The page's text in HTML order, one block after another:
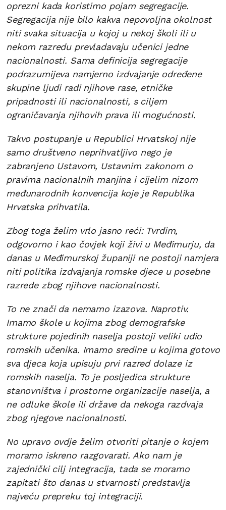
oprezni kada koristimo pojam segregacije.
Segregacija nije bilo kakva nepovoljna okolnost
niti svaka situacija u kojoj u nekoj školi ili u
nekom razredu prevladavaju učenici jedne
nacionalnosti. Sama definicija segregacije
podrazumijeva namjerno izdvajanje određene
skupine ljudi radi njihove rase, etničke
pripadnosti ili nacionalnosti, s ciljem
ograničavanja njihovih prava ili mogućnosti.
Takvo postupanje u Republici Hrvatskoj nije
samo društveno neprihvatljivo nego je
zabranjeno Ustavom, Ustavnim zakonom o
pravima nacionalnih manjina i cijelim nizom
međunarodnih konvencija koje je Republika
Hrvatska prihvatila.
Zbog toga želim vrlo jasno reći: Tvrdim,
odgovorno i kao čovjek koji živi u Međimurju, da
danas u Međimurskoj županiji ne postoji namjera
niti politika izdvajanja romske djece u posebne
razrede zbog njihove nacionalnosti.
To ne znači da nemamo izazova. Naprotiv.
Imamo škole u kojima zbog demografske
strukture pojedinih naselja postoji veliki udio
romskih učenika. Imamo sredine u kojima gotovo
sva djeca koja upisuju prvi razred dolaze iz
romskih naselja. To je posljedica strukture
stanovništva i prostorne organizacije naselja, a
ne odluke škole ili države da nekoga razdvaja
zbog njegove nacionalnosti.
No upravo ovdje želim otvoriti pitanje o kojem
moramo iskreno razgovarati. Ako nam je
zajednički cilj integracija, tada se moramo
zapitati što danas u stvarnosti predstavlja
najveću prepreku toj integraciji.